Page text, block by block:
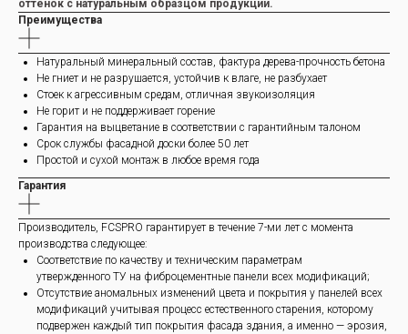
оттенок с натуральным образцом продукции.
Преимущества
Натуральный минеральный состав, фактура дерева-прочность бетона
Не гниет и не разрушается, устойчив к влаге, не разбухает
Стоек к агрессивным средам, отличная звукоизоляция
Не горит и не поддерживает горение
Гарантия на выцветание в соответствии с гарантийным талоном
Срок службы фасадной доски более 50 лет
Простой и сухой монтаж в любое время года
Гарантия
Производитель, FCSPRO гарантирует в течение 7-ми лет с момента
производства следующее:
Соответствие по качеству и техническим параметрам
утвержденного ТУ на фиброцементные панели всех модификаций;
Отсутствие аномальных изменений цвета и покрытия у панелей всех
модификаций учитывая процесс естественного старения, которому
подвержен каждый тип покрытия фасада здания, а именно — эрозия,